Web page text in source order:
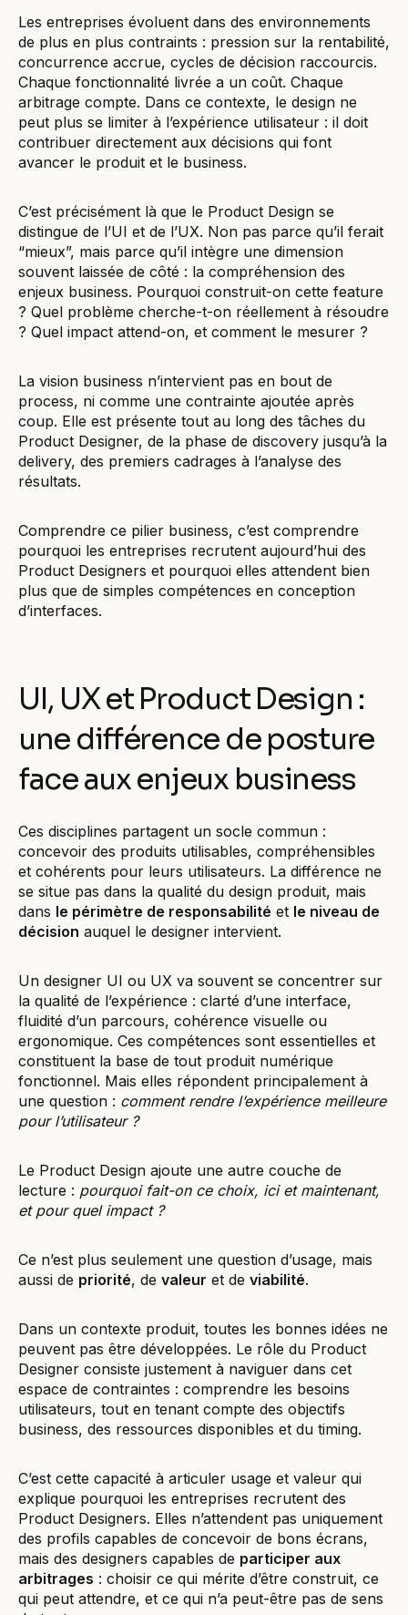
Les entreprises évoluent dans des environnements
de plus en plus contraints : pression sur la rentabilité,
concurrence accrue, cycles de décision raccourcis.
Chaque fonctionnalité livrée a un coût. Chaque
arbitrage compte. Dans ce contexte, le design ne
peut plus se limiter à l’expérience utilisateur : il doit
contribuer directement aux décisions qui font
avancer le produit et le business.
C’est précisément là que le Product Design se
distingue de l’UI et de l’UX. Non pas parce qu’il ferait
“mieux”, mais parce qu’il intègre une dimension
souvent laissée de côté : la compréhension des
enjeux business. Pourquoi construit-on cette feature
? Quel problème cherche-t-on réellement à résoudre
? Quel impact attend-on, et comment le mesurer ?
La vision business n’intervient pas en bout de
process, ni comme une contrainte ajoutée après
coup. Elle est présente tout au long des tâches du
Product Designer, de la phase de discovery jusqu’à la
delivery, des premiers cadrages à l’analyse des
résultats.
Comprendre ce pilier business, c’est comprendre
pourquoi les entreprises recrutent aujourd’hui des
Product Designers et pourquoi elles attendent bien
plus que de simples compétences en conception
d’interfaces.
UI, UX et Product Design :
une différence de posture
face aux enjeux business
Ces disciplines partagent un socle commun :
concevoir des produits utilisables, compréhensibles
et cohérents pour leurs utilisateurs. La différence ne
se situe pas dans la qualité du design produit, mais
dans le périmètre de responsabilité et le niveau de
décision auquel le designer intervient.
Un designer UI ou UX va souvent se concentrer sur
la qualité de l’expérience : clarté d’une interface,
fluidité d’un parcours, cohérence visuelle ou
ergonomique. Ces compétences sont essentielles et
constituent la base de tout produit numérique
fonctionnel. Mais elles répondent principalement à
une question : comment rendre l’expérience meilleure
pour l’utilisateur ?
Le Product Design ajoute une autre couche de
lecture : pourquoi fait-on ce choix, ici et maintenant,
et pour quel impact ?
Ce n’est plus seulement une question d’usage, mais
aussi de priorité, de valeur et de viabilité.
Dans un contexte produit, toutes les bonnes idées ne
peuvent pas être développées. Le rôle du Product
Designer consiste justement à naviguer dans cet
espace de contraintes : comprendre les besoins
utilisateurs, tout en tenant compte des objectifs
business, des ressources disponibles et du timing.
C’est cette capacité à articuler usage et valeur qui
explique pourquoi les entreprises recrutent des
Product Designers. Elles n’attendent pas uniquement
des profils capables de concevoir de bons écrans,
mais des designers capables de participer aux
arbitrages : choisir ce qui mérite d’être construit, ce
qui peut attendre, et ce qui n’a peut-être pas de sens